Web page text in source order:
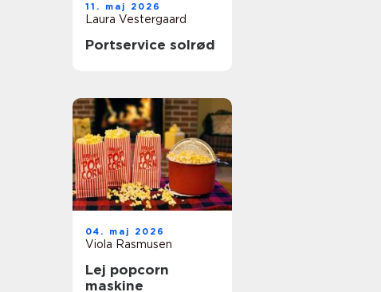
11. maj 2026
Laura Vestergaard
Portservice solrød
04. maj 2026
Viola Rasmusen
Lej popcorn
maskine